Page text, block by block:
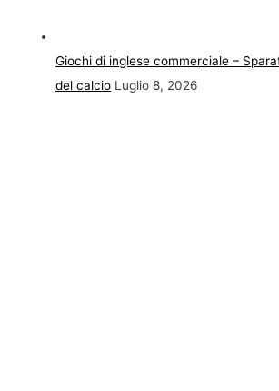
Giochi di inglese commerciale –
del calcio Luglio 8, 2026